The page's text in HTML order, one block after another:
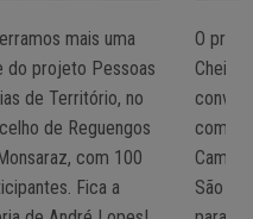
mais uma
do projeto Pessoas
de Território, no
de Reguengos
com 100
Fica a
O
Cheias
São